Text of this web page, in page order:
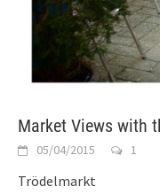
Market Views with
05/04/2015 1
Trödelmarkt